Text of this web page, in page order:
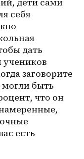
себя
дать
учеников
заговорите
могли быть
что он
есть